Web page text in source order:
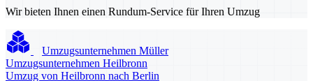
Wir bieten Ihnen einen Rundum-Service für Ihren Umzug
Umzugsunternehmen Müller
Umzugsunternehmen Heilbronn
Umzug von Heilbronn nach Berlin